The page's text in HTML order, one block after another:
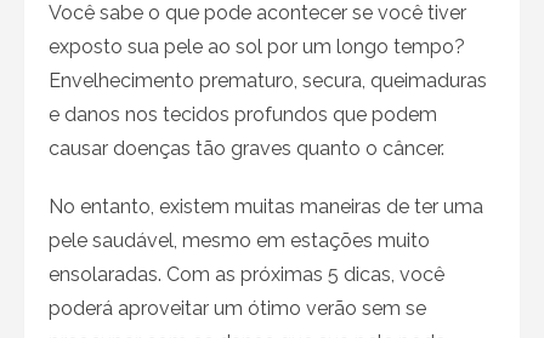
Você sabe o que pode acontecer se você tiver
exposto sua pele ao sol por um longo tempo?
Envelhecimento prematuro, secura, queimaduras
e danos nos tecidos profundos que podem
causar doenças tão graves quanto o câncer.
No entanto, existem muitas maneiras de ter uma
pele saudável, mesmo em estações muito
ensolaradas. Com as próximas 5 dicas, você
poderá aproveitar um ótimo verão sem se